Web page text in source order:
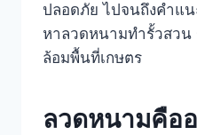
ปลอดภัย ไปจนถึงคำแ
หาลวดหนามทำรั้วสวน
ล้อมพื้นที่เกษตร
ลวดหนามคือ